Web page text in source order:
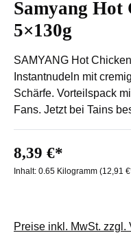
Durchschnittliche
Samyang Hot
5×130g
SAMYANG Hot
Instantnudeln mit
Schärfe. Vorteilspack
Fans. Jetzt bei Tains
8,39 €*
Inhalt: 0.65 Kilogramm (12,91
Preise inkl. MwSt. zzgl.